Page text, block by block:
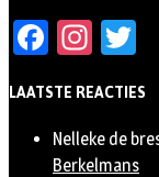
LAATSTE REACTIES
Nelleke de
Berkelmans